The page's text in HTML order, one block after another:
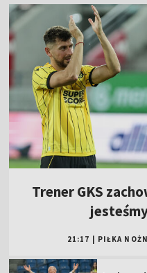
Trener GKS
21:17 PIŁKA